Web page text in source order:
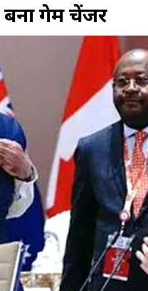
बना गेम चेंजर